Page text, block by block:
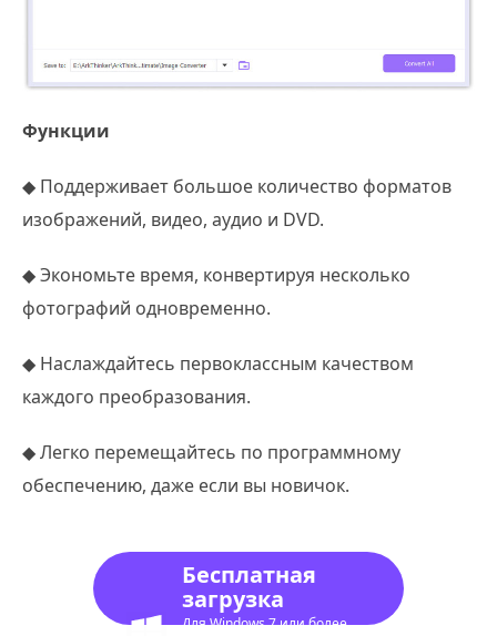
Функции
◆ Поддерживает большое количество форматов
изображений, видео, аудио и DVD.
◆ Экономьте время, конвертируя несколько
фотографий одновременно.
◆ Наслаждайтесь первоклассным качеством
каждого преобразования.
◆ Легко перемещайтесь по программному
обеспечению, даже если вы новичок.
Бесплатная
загрузка
Для Windows 7 или более